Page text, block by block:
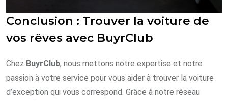
Conclusion : Trouver la voiture de
vos rêves avec BuyrClub
Chez BuyrClub, nous mettons notre expertise et notre
passion à votre service pour vous aider à trouver la voiture
d’exception qui vous correspond. Grâce à notre réseau